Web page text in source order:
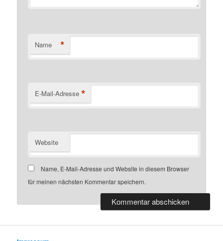
Name *
E-Mail-Adresse *
Website
Name, E-Mail-Adresse und Website in diesem Browser
für meinen nächsten Kommentar speichern.